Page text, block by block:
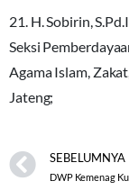
21. H. Sobirin,
Seksi
Agama Islam,
Jateng;
SEBELUMNYA